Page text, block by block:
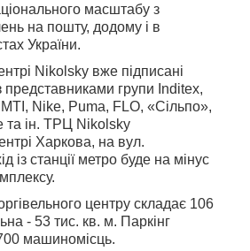
масштабу з
на пошту, додому і в
України.
Nikolsky вже підписані
представниками групи Inditex,
Nike, Puma, FLO, «Сiльпо»,
та ін. ТРЦ Nikolsky
Харкова, на вул.
із станції метро буде на мінус
центру складає 106
- 53 тис. кв. м. Паркінг
машиномісць.